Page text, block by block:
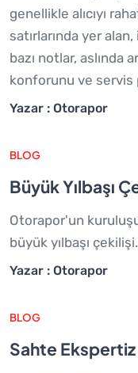
genellikle alıcıyı
satırlarında yer
bazı notlar, aslında
konforunu ve servis
Yazar : Otorapor
BLOG
Büyük Yılbaşı
Otorapor'un
büyük yılbaşı çekilişi.
Yazar : Otorapor
BLOG
Sahte